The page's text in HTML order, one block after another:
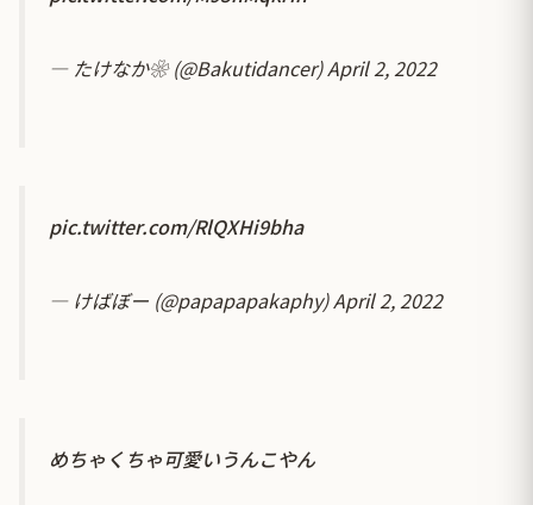
— たけなか❀ (@Bakutidancer)April 2, 2022
pic.twitter.com/RlQXHi9bha
— けばぼー (@papapapakaphy)April 2, 2022
めちゃくちゃ可愛いうんこやん